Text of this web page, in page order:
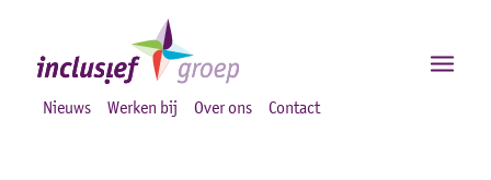
Nieuws Werken bij Over ons Contact